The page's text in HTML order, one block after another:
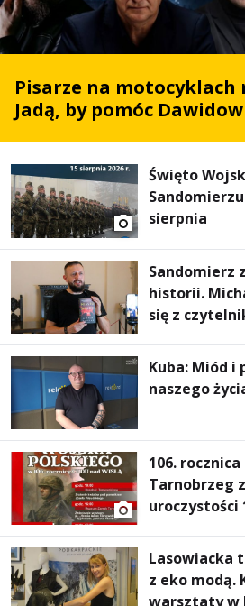
Pisarze na motocyklach
Jadą, by pomóc
Święto
sierpnia
Sandomierz
historii.
się z
Kuba: Miód i
naszego
106. rocznica
Tarnobrzeg
uroczystości
Lasowiacka
z eko modą.
warsztaty w